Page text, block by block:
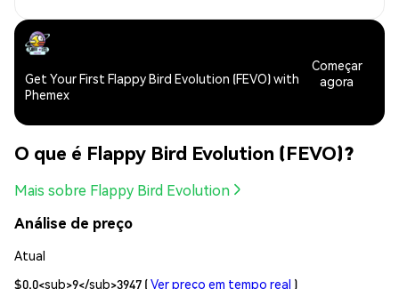
Get Your First Flappy Bird Evolution (FEVO) with
Phemex
Começar
agora
O que é Flappy Bird Evolution (FEVO)?
Mais sobre Flappy Bird Evolution
Análise de preço
Atual
$0.0<sub>9</sub>3947 (Ver preço em tempo real )